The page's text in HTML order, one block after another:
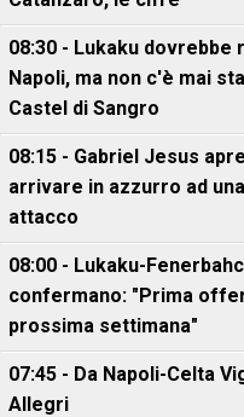
08:30 - Lukaku
Napoli, ma non c'è mai
Castel di Sangro
08:15 - Gabriel Jesus
arrivare in azzurro ad
attacco
08:00 - Lukaku-
confermano: "Prima
prossima settimana"
07:45 - Da Napoli-Celta
Allegri